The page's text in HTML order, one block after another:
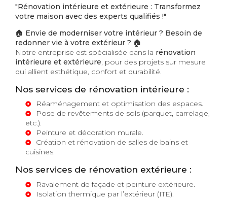
"Rénovation intérieure et extérieure : Transformez
votre maison avec des experts qualifiés !"
🏠 Envie de moderniser votre intérieur ? Besoin de
redonner vie à votre extérieur ? 🏠
Notre entreprise est spécialisée dans la rénovation
intérieure et extérieure, pour des projets sur mesure
qui allient esthétique, confort et durabilité.
Nos services de rénovation intérieure :
Réaménagement et optimisation des espaces.
Pose de revêtements de sols (parquet, carrelage,
etc.).
Peinture et décoration murale.
Création et rénovation de salles de bains et
cuisines.
Nos services de rénovation extérieure :
Ravalement de façade et peinture extérieure.
Isolation thermique par l’extérieur (ITE).